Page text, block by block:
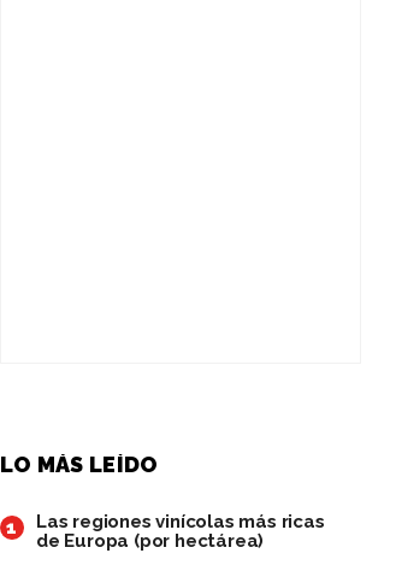
LO MÁS LEÍDO
1
Las regiones vinícolas más ricas
de Europa (por hectárea)